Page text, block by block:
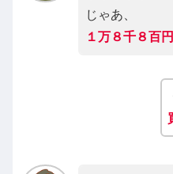
じゃあ、
１万８千８百